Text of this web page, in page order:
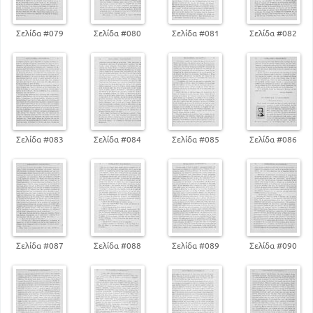
Ηθικά διηγήματα
102
Πατριωτικές διηγήσεις
109
Ρητορικά εγκώμια
127
Επικά ποιήματα
130
Χορικά
148
Σελίδα #079 Σελίδα #080 Σελίδα #081 Σελίδα #082
Σελίδα #083 Σελίδα #084 Σελίδα #085 Σελίδα #086
Σελίδα #087 Σελίδα #088 Σελίδα #089 Σελίδα #090